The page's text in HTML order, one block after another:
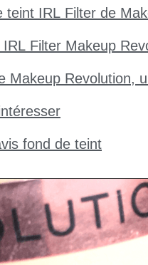
teint IRL Filter de
Filter Makeup
Makeup Revolution,
fond de teint